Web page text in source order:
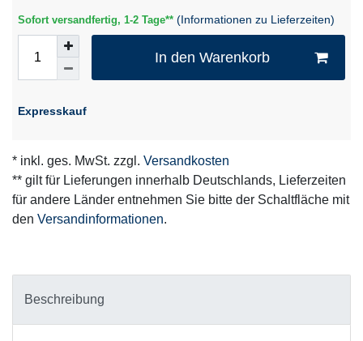
Sofort versandfertig, 1-2 Tage** (Informationen zu Lieferzeiten)
In den Warenkorb
Expresskauf
* inkl. ges. MwSt. zzgl. Versandkosten
** gilt für Lieferungen innerhalb Deutschlands, Lieferzeiten
für andere Länder entnehmen Sie bitte der Schaltfläche mit
den Versandinformationen.
Beschreibung